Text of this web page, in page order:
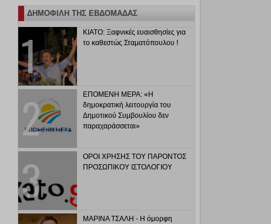
ΔΗΜΟΦΙΛΗ ΤΗΣ ΕΒΔΟΜΑΔΑΣ
ΚΙΑΤΟ: Ξαφνικές ευαισθησίες για
το καθεστώς Σταματόπουλου !
ΕΠΟΜΕΝΗ ΜΕΡΑ: «Η
δημοκρατική λειτουργία του
Δημοτικού Συμβουλίου δεν
παραχαράσσεται»
ΟΡΟΙ ΧΡΗΣΗΣ ΤΟΥ ΠΑΡΟΝΤΟΣ
ΠΡΟΣΩΠΙΚΟΥ ΙΣΤΟΛΟΓΙΟΥ
ΜΑΡΙΝΑ ΤΣΑΛΗ - Η όμορφη